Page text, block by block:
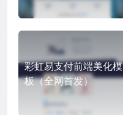
彩虹易支付前端美化模
板（全网首发）